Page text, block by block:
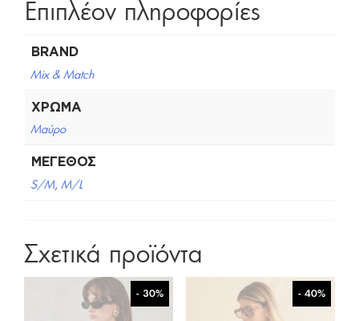
Επιπλέον πληροφορίες
BRAND
Mix & Match
ΧΡΏΜΑ
Μαύρο
ΜΈΓΕΘΟΣ
S/M, M/L
Σχετικά προϊόντα
- 30% - 40%